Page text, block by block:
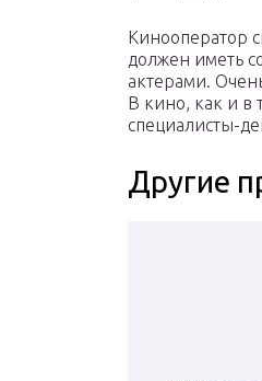
Кинооператор
должен иметь
актерами.
В кино, как и в
специалисты-
Другие